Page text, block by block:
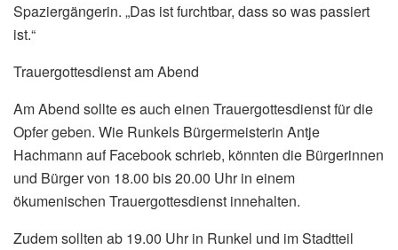
Spaziergängerin. „Das ist furchtbar, dass so was passiert
ist.“
Trauergottesdienst am Abend
Am Abend sollte es auch einen Trauergottesdienst für die
Opfer geben. Wie Runkels Bürgermeisterin Antje
Hachmann auf Facebook schrieb, könnten die Bürgerinnen
und Bürger von 18.00 bis 20.00 Uhr in einem
ökumenischen Trauergottesdienst innehalten.
Zudem sollten ab 19.00 Uhr in Runkel und im Stadtteil